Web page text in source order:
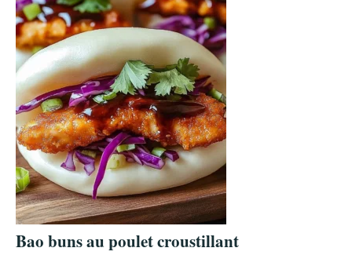
Bao buns au poulet croustillant